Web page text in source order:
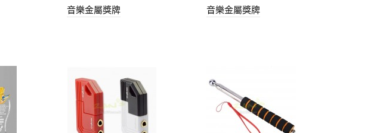
音樂金屬獎牌 音樂金屬獎牌